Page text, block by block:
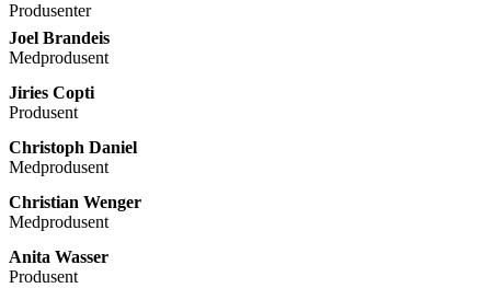
Produsenter
Joel Brandeis
Medprodusent
Jiries Copti
Produsent
Christoph Daniel
Medprodusent
Christian Wenger
Medprodusent
Anita Wasser
Produsent